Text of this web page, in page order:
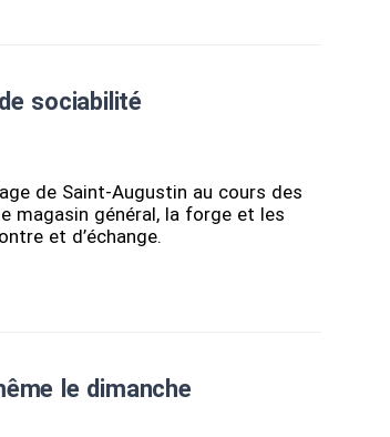
sociabilité
de Saint-Augustin au cours des
magasin général, la forge et les
et d’échange.
le dimanche